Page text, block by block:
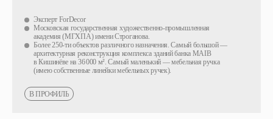
Эксперт ForDecor
Московская государственная художественно-промышленная
академия (МГХПА) имени Строганова.
Более 250-ти объектов различного назначения. Самый большой —
архитектурная реконструкция комплекса зданий банка MAIB
в Кишинёве на 36 000 м². Самый маленький — мебельная ручка
(имею собственные линейки мебельных ручек).
В ПРОФИЛЬ